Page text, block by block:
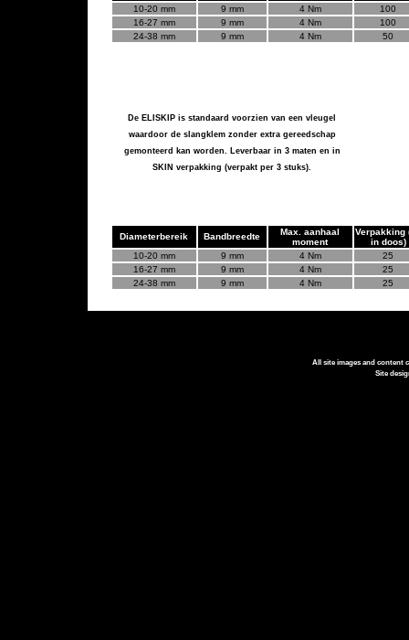
10-20 mm
9 mm 4Nm
100
16-27 mm
9 mm 4Nm 100
24-38 mm
9 mm 4Nm 50
De ELISKIP is standaard voorzien van een vleugel
waardoor de slangklem zonder extra gereedschap
gemonteerd kan worden. Leverbaar in 3 maten en in
SKIN verpakking (verpakt per 3 stuks).
Diameterbereik Bandbreedte
Max. aanhaal
moment
Verpakking
in doos)
10-20 mm
9 mm 4Nm
25
16-27 mm
9 mm 4Nm
25
24-38 mm
9 mm 4Nm 25
All site images and content
Site